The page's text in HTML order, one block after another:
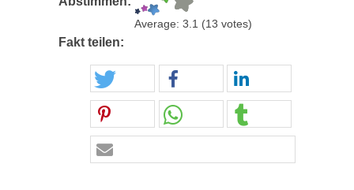
Average: 3.1 (13 votes)
Fakt teilen: